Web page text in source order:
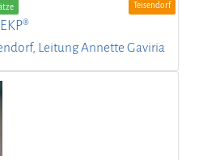
Teisendorf
Leitung Annette Gaviria